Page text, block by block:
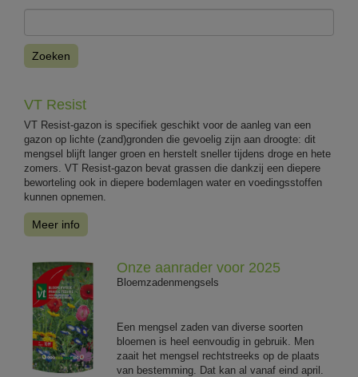
Zoeken
VT Resist
VT Resist-gazon is specifiek geschikt voor de aanleg van een
gazon op lichte (zand)gronden die gevoelig zijn aan droogte: dit
mengsel blijft langer groen en herstelt sneller tijdens droge en hete
zomers. VT Resist-gazon bevat grassen die dankzij een diepere
beworteling ook in diepere bodemlagen water en voedingsstoffen
kunnen opnemen.
Meer info
Onze aanrader voor 2025
Bloemzadenmengsels
Een mengsel zaden van diverse soorten
bloemen is heel eenvoudig in gebruik. Men
zaait het mengsel rechtstreeks op de plaats
van bestemming. Dat kan al vanaf eind april.